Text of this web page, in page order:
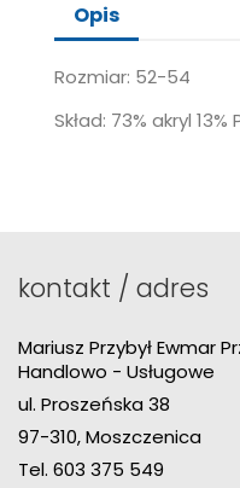
Opis
Rozmiar: 52-54
Skład: 73% akryl 13%
kontakt / adres
Mariusz Przybył Ewmar
Handlowo - Usługowe
ul. Proszeńska 38
97-310, Moszczenica
Tel. 603 375 549